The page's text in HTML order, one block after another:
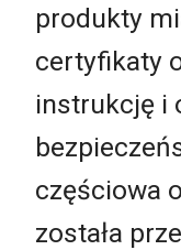
produkty
certyfikaty
instrukcję i
częściowa
została